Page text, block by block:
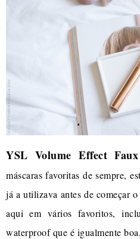
YSL Volume Effect
máscaras favoritas de sempre,
já a utilizava antes de começar
aqui em vários favoritos,
waterproof que é igualmente